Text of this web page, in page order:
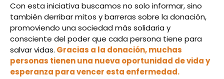
Con esta iniciativa buscamos no solo informar, sino
también derribar mitos y barreras sobre la donación,
promoviendo una sociedad más solidaria y
consciente del poder que cada persona tiene para
salvar vidas. Gracias a la donación, muchas
personas tienen una nueva oportunidad de vida y
esperanza para vencer esta enfermedad.